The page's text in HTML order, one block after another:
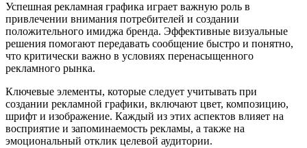
Успешная рекламная графика играет важную роль в
привлечении внимания потребителей и создании
положительного имиджа бренда. Эффективные визуальные
решения помогают передавать сообщение быстро и понятно,
что критически важно в условиях перенасыщенного
рекламного рынка.
Ключевые элементы, которые следует учитывать при
создании рекламной графики, включают цвет, композицию,
шрифт и изображение. Каждый из этих аспектов влияет на
восприятие и запоминаемость рекламы, а также на
эмоциональный отклик целевой аудитории.